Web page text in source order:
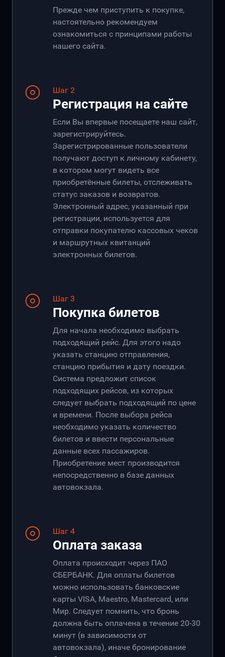
Прежде чем приступить к покупке,
настоятельно рекомендуем
ознакомиться с принципами работы
нашего сайта.
Шаг 2
Регистрация на сайте
Если Вы впервые посещаете наш сайт,
зарегистрируйтесь.
Зарегистрированные пользователи
получают доступ к личному кабинету,
в котором могут видеть все
приобретённые билеты, отслеживать
статус заказов и возвратов.
Электронный адрес, указанный при
регистрации, используется для
отправки покупателю кассовых чеков
и маршрутных квитанций
электронных билетов.
Шаг 3
Покупка билетов
Для начала необходимо выбрать
подходящий рейс. Для этого надо
указать станцию отправления,
станцию прибытия и дату поездки.
Система предложит список
подходящих рейсов, из которых
следует выбрать подходящий по цене
и времени. После выбора рейса
необходимо указать количество
билетов и ввести персональные
данные всех пассажиров.
Приобретение мест производится
непосредственно в базе данных
автовокзала.
Шаг 4
Оплата заказа
Оплата происходит через ПАО
СБЕРБАНК. Для оплаты билетов
можно использовать банковские
карты VISA, Maestro, Mastercard, или
Мир. Следует помнить, что бронь
должна быть оплачена в течение 20-30
минут (в зависимости от
автовокзала), иначе бронирование